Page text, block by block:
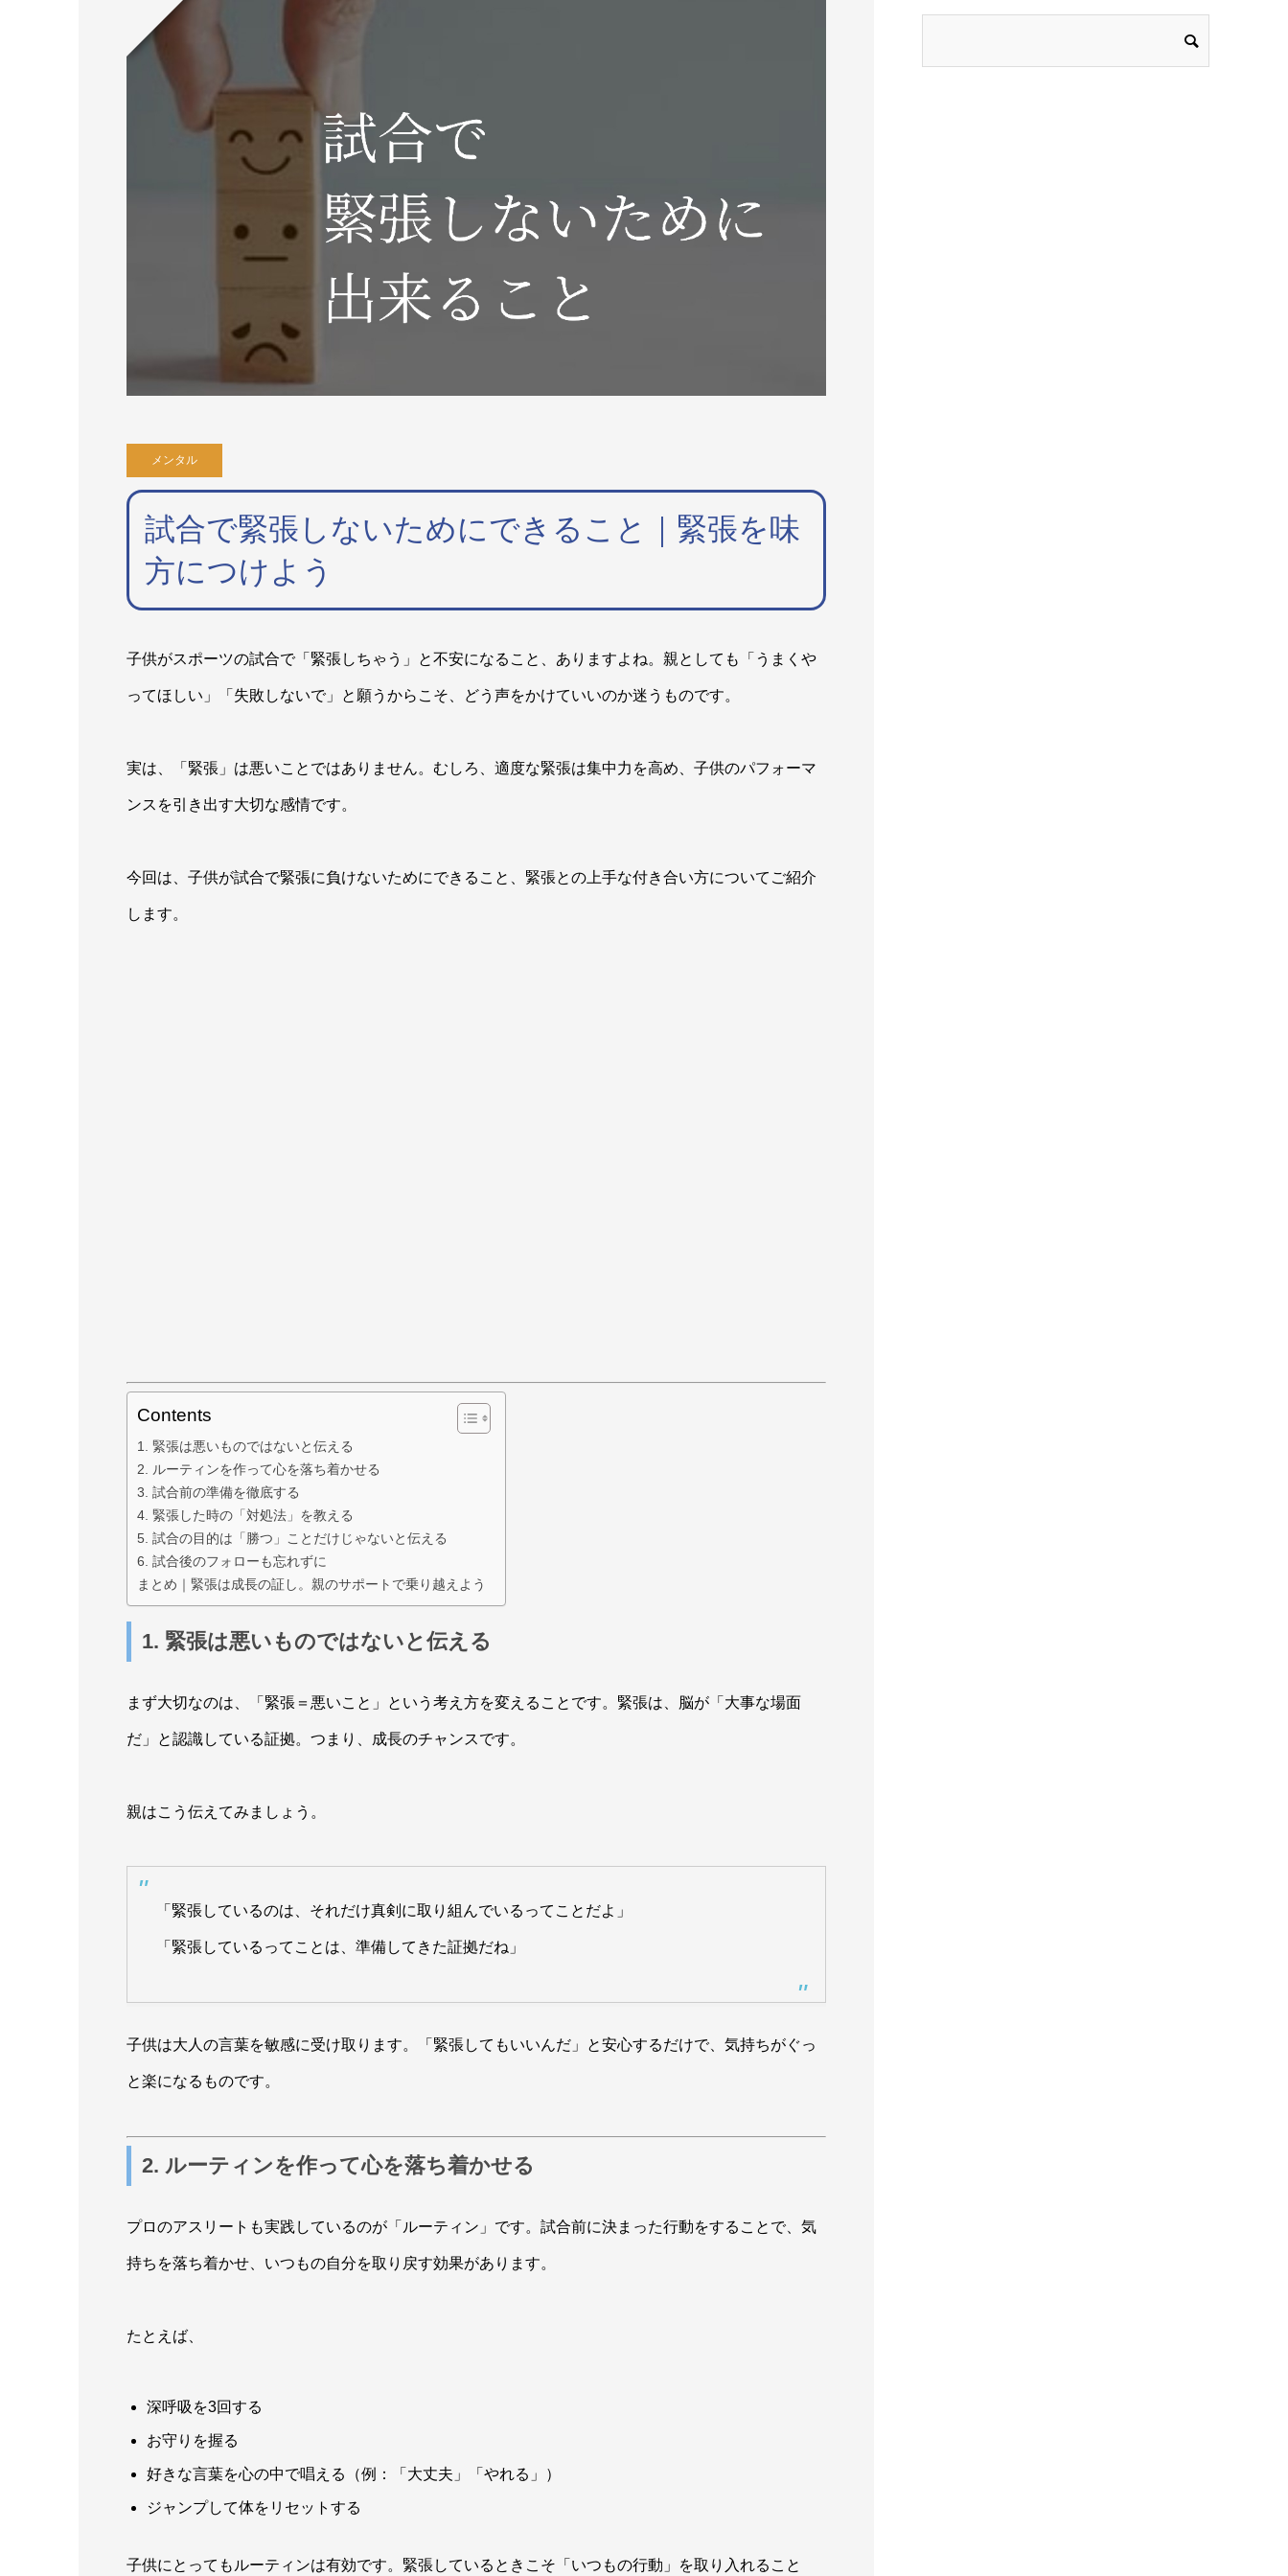
メンタル
試合で緊張しないためにできること｜緊張を味
方につけよう
子供がスポーツの試合で「緊張しちゃう」と不安になること、ありますよね。親としても「うまくや
ってほしい」「失敗しないで」と願うからこそ、どう声をかけていいのか迷うものです。
実は、「緊張」は悪いことではありません。むしろ、適度な緊張は集中力を高め、子供のパフォーマ
ンスを引き出す大切な感情です。
今回は、子供が試合で緊張に負けないためにできること、緊張との上手な付き合い方についてご紹介
します。
Contents
1. 緊張は悪いものではないと伝える
2. ルーティンを作って心を落ち着かせる
3. 試合前の準備を徹底する
4. 緊張した時の「対処法」を教える
5. 試合の目的は「勝つ」ことだけじゃないと伝える
6. 試合後のフォローも忘れずに
まとめ｜緊張は成長の証し。親のサポートで乗り越えよう
1. 緊張は悪いものではないと伝える
まず大切なのは、「緊張＝悪いこと」という考え方を変えることです。緊張は、脳が「大事な場面
だ」と認識している証拠。つまり、成長のチャンスです。
親はこう伝えてみましょう。
「緊張しているのは、それだけ真剣に取り組んでいるってことだよ」
「緊張しているってことは、準備してきた証拠だね」
子供は大人の言葉を敏感に受け取ります。「緊張してもいいんだ」と安心するだけで、気持ちがぐっ
と楽になるものです。
2. ルーティンを作って心を落ち着かせる
プロのアスリートも実践しているのが「ルーティン」です。試合前に決まった行動をすることで、気
持ちを落ち着かせ、いつもの自分を取り戻す効果があります。
たとえば、
深呼吸を3回する
お守りを握る
好きな言葉を心の中で唱える（例：「大丈夫」「やれる」）
ジャンプして体をリセットする
子供にとってもルーティンは有効です。緊張しているときこそ「いつもの行動」を取り入れること